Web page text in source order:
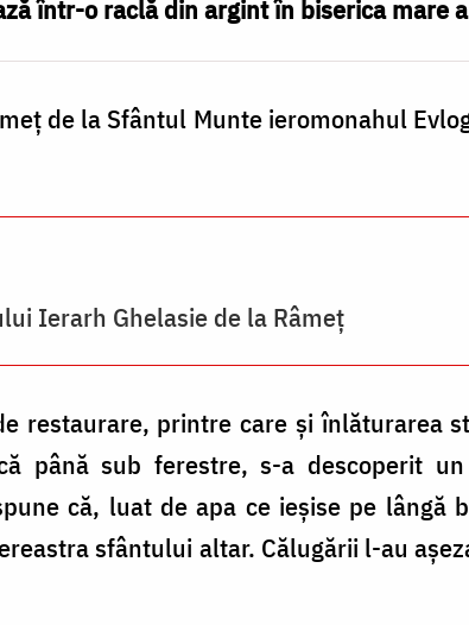
într-o raclă din argint în biserica mare
de la Sfântul Munte ieromonahul
Ierarh Ghelasie de la Râmeț
restaurare, printre care și înlăturarea
până sub ferestre, s-a descoperit
că, luat de apa ce ieșise pe lângă
sfântului altar. Călugării l-au